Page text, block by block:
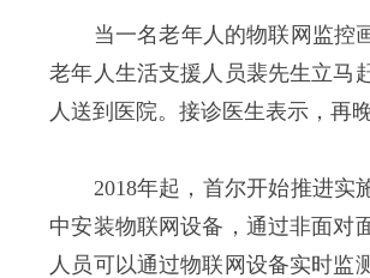
当一名老年人的物联网监控画
老年人生活支援人员裴先生立马
人送到医院。接诊医生表示，再
2018年起，首尔开始推进实
中安装物联网设备，通过非面对
人员可以通过物联网设备实时监